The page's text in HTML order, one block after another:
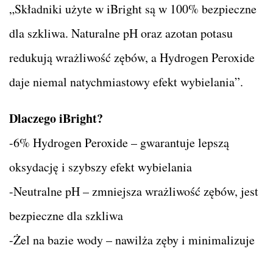
„Składniki użyte w iBright są w 100% bezpieczne
dla szkliwa. Naturalne pH oraz azotan potasu
redukują wrażliwość zębów, a Hydrogen Peroxide
daje niemal natychmiastowy efekt wybielania”.
Dlaczego iBright?
-6% Hydrogen Peroxide – gwarantuje lepszą
oksydację i szybszy efekt wybielania
-Neutralne pH – zmniejsza wrażliwość zębów, jest
bezpieczne dla szkliwa
-Żel na bazie wody – nawilża zęby i minimalizuje